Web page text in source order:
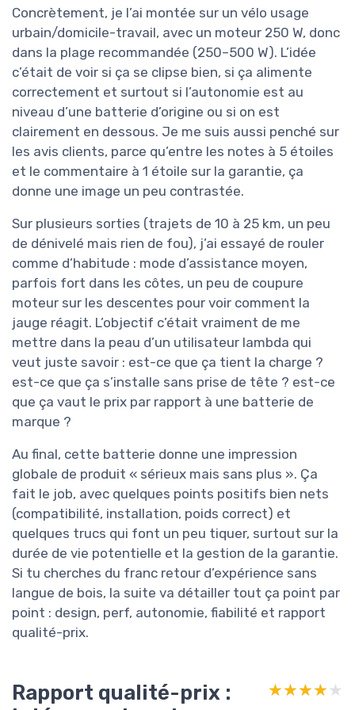
Concrètement, je l’ai montée sur un vélo usage
urbain/domicile-travail, avec un moteur 250 W, donc
dans la plage recommandée (250–500 W). L’idée
c’était de voir si ça se clipse bien, si ça alimente
correctement et surtout si l’autonomie est au
niveau d’une batterie d’origine ou si on est
clairement en dessous. Je me suis aussi penché sur
les avis clients, parce qu’entre les notes à 5 étoiles
et le commentaire à 1 étoile sur la garantie, ça
donne une image un peu contrastée.
Sur plusieurs sorties (trajets de 10 à 25 km, un peu
de dénivelé mais rien de fou), j’ai essayé de rouler
comme d’habitude : mode d’assistance moyen,
parfois fort dans les côtes, un peu de coupure
moteur sur les descentes pour voir comment la
jauge réagit. L’objectif c’était vraiment de me
mettre dans la peau d’un utilisateur lambda qui
veut juste savoir : est-ce que ça tient la charge ?
est-ce que ça s’installe sans prise de tête ? est-ce
que ça vaut le prix par rapport à une batterie de
marque ?
Au final, cette batterie donne une impression
globale de produit « sérieux mais sans plus ». Ça
fait le job, avec quelques points positifs bien nets
(compatibilité, installation, poids correct) et
quelques trucs qui font un peu tiquer, surtout sur la
durée de vie potentielle et la gestion de la garantie.
Si tu cherches du franc retour d’expérience sans
langue de bois, la suite va détailler tout ça point par
point : design, perf, autonomie, fiabilité et rapport
qualité-prix.
Rapport qualité-prix :
★★★★★
★★★★★